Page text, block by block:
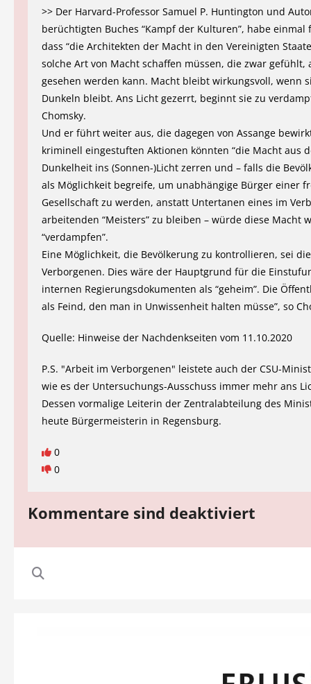
>> Der Harvard-Professor Samuel P. Huntington und
berüchtigten Buches “Kampf der Kulturen”, habe einmal
dass “die Architekten der Macht in den Vereinigten
solche Art von Macht schaffen müssen, die zwar gefühlt,
gesehen werden kann. Macht bleibt wirkungsvoll, wenn
Dunkeln bleibt. Ans Licht gezerrt, beginnt sie zu
Chomsky.
Und er führt weiter aus, die dagegen von Assange
kriminell eingestuften Aktionen könnten “die Macht aus
Dunkelheit ins (Sonnen-)Licht zerren und – falls die
als Möglichkeit begreife, um unabhängige Bürger einer
Gesellschaft zu werden, anstatt Untertanen eines im
arbeitenden “Meisters” zu bleiben – würde diese Macht
“verdampfen”.
Eine Möglichkeit, die Bevölkerung zu kontrollieren, sei
Verborgenen. Dies wäre der Hauptgrund für die
internen Regierungsdokumenten als “geheim”. Die
als Feind, den man in Unwissenheit halten müsse”, so
Quelle: Hinweise der Nachdenkseiten vom 11.10.2020
P.S. "Arbeit im Verborgenen" leistete auch der CSU-
wie es der Untersuchungs-Ausschuss immer mehr ans
Dessen vormalige Leiterin der Zentralabteilung des
heute Bürgermeisterin in Regensburg.
0
0
Kommentare sind deaktiviert